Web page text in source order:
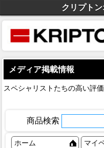
クリプト
メディア掲載情報
スペシャリストたちの高い評
商品検索
ホーム マイ